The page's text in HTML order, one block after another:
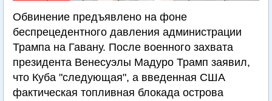
Обвинение предъявлено на фоне
беспрецедентного давления администрации
Трампа на Гавану. После военного захвата
президента Венесуэлы Мадуро Трамп заявил,
что Куба "следующая", а введенная США
фактическая топливная блокада острова